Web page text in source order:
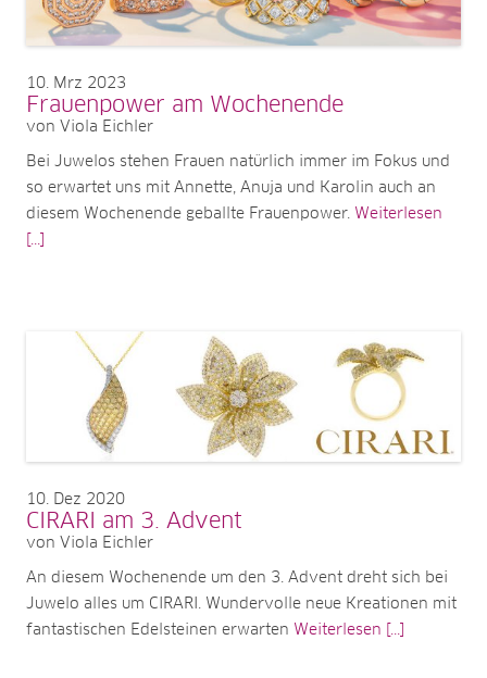
10 Mrz 2023
Frauenpower am Wochenende
von Viola Eichler
Bei Juwelos stehen Frauen natürlich immer im Fokus und
so erwartet uns mit Annette, Anuja und Karolin auch an
diesem Wochenende geballte Frauenpower. Weiterlesen
10 Dez 2020
CIRARI am 3. Advent
von Viola Eichler
An diesem Wochenende um den 3. Advent dreht sich bei
Juwelo alles um CIRARI. Wundervolle neue Kreationen mit
fantastischen Edelsteinen erwarten Weiterlesen [...]